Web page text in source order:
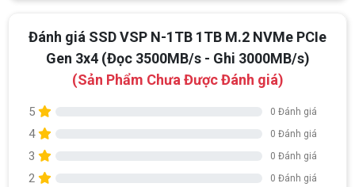
Đánh giá SSD VSP N-1TB 1TB M.2 NVMe PCIe
Gen 3x4 (Đọc 3500MB/s - Ghi 3000MB/s)
(Sản Phẩm Chưa Được Đánh giá)
5 0 Đánh giá
4 0 Đánh giá
3 0 Đánh giá
2 0 Đánh giá